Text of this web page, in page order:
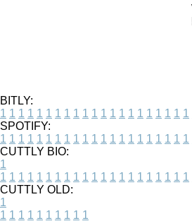
BITLY:
1 1 1 1 1 1 1 1 1 1 1 1 1 1 1 1 1 1 1 1 1
SPOTIFY:
1 1 1 1 1 1 1 1 1 1 1 1 1 1 1 1 1 1 1 1 1
CUTTLY BIO:
1
1 1 1 1 1 1 1 1 1 1 1 1 1 1 1 1 1 1 1 1 1
CUTTLY OLD:
1
1 1 1 1 1 1 1 1 1 1